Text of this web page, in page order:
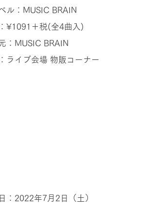
ル：MUSIC BRAIN
¥1091＋税(全4曲入)
：MUSIC BRAIN
ライブ会場 物販コーナー
：2022年7月2日（土）